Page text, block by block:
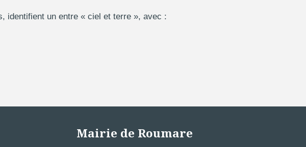
identifient un entre « ciel et terre », avec :
Mairie de Roumare